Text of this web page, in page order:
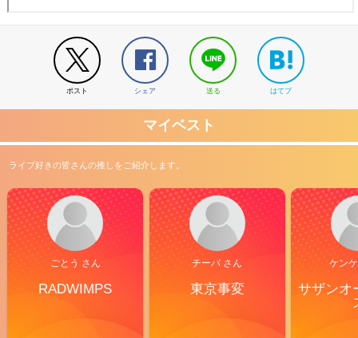
ポスト シェア 送る はてブ
マイベスト
ライブ好きの皆さんの推しをご紹介します。
ごとう さん
RADWIMPS
チーバ さん
東京事変
ケン
サザンオ